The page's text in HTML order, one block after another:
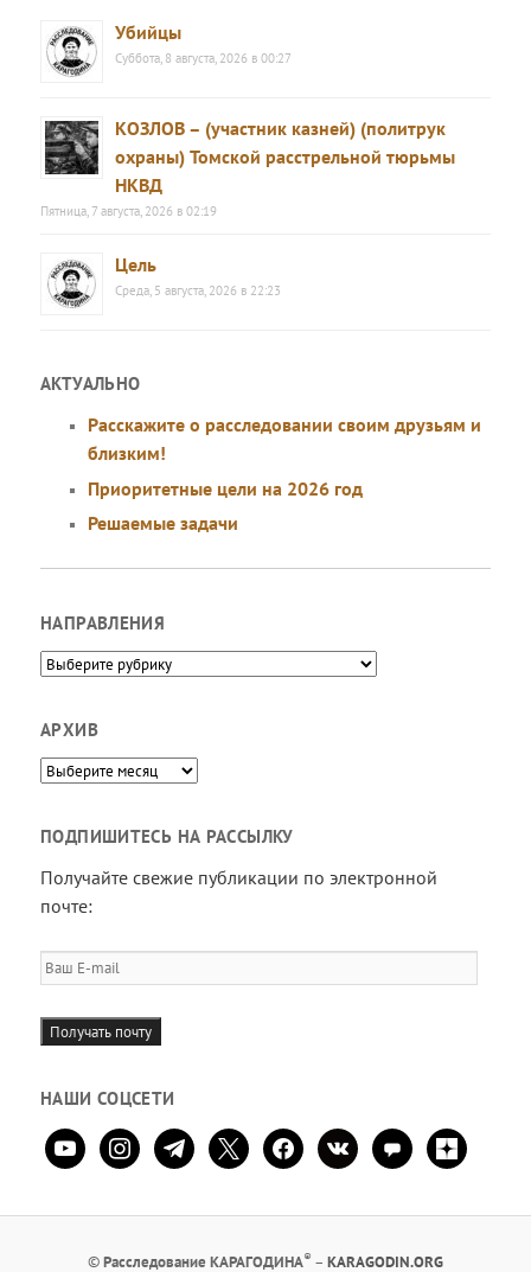
Убийцы
Суббота, 8 августа, 2026 в 00:27
КОЗЛОВ – (участник казней) (политрук
охраны) Томской расстрельной тюрьмы
НКВД
Пятница, 7 августа, 2026 в 02:19
Цель
Среда, 5 августа, 2026 в 22:23
АКТУАЛЬНО
Расскажите о расследовании своим друзьям и
близким!
Приоритетные цели на 2026 год
Решаемые задачи
НАПРАВЛЕНИЯ
Направления
АРХИВ
Архив
ПОДПИШИТЕСЬ НА РАССЫЛКУ
Получайте свежие публикации по электронной
почте:
Ваш
E-
mail
Получать почту
НАШИ СОЦСЕТИ
youtubeinstagramtelegram
x facebookvkontaktecomment
zen-
yandex
©Расследование КАРАГОДИНА® – KARAGODIN.ORG